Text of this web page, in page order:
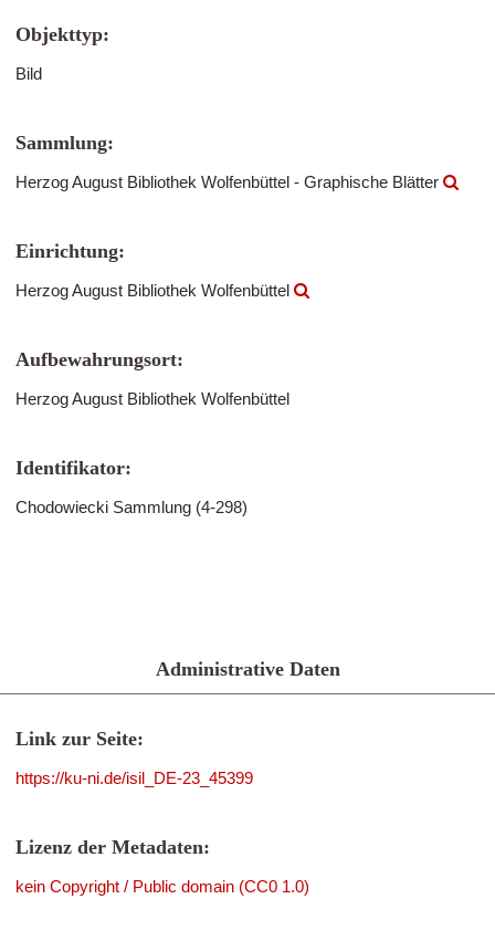
Objekttyp:
Bild
Sammlung:
Herzog August Bibliothek Wolfenbüttel - Graphische Blätter
Einrichtung:
Herzog August Bibliothek Wolfenbüttel
Aufbewahrungsort:
Herzog August Bibliothek Wolfenbüttel
Identifikator:
Chodowiecki Sammlung (4-298)
Administrative Daten
Link zur Seite:
https://ku-ni.de/isil_DE-23_45399
Lizenz der Metadaten:
kein Copyright / Public domain (CC0 1.0)